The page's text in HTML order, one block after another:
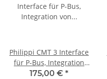
Philippi CMT 3 Interface
für P-Bus, Integration
von bis zu 4 Tankgebern,
175,00 € *